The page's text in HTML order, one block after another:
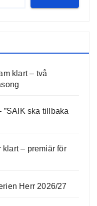
klart – två
”SAIK ska tillbaka
klart – premiär för
Herr 2026/27